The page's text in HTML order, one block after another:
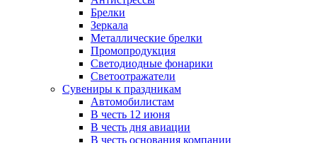
Брелки
Зеркала
Металлические брелки
Промопродукция
Светодиодные фонарики
Светоотражатели
Сувениры к праздникам
Автомобилистам
В честь 12 июня
В честь дня авиации
В честь основания компании